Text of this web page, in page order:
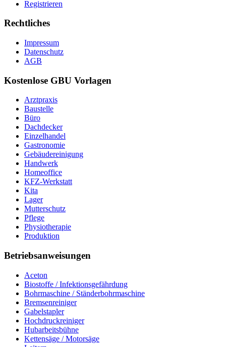
Registrieren
Rechtliches
Impressum
Datenschutz
AGB
Kostenlose GBU Vorlagen
Arztpraxis
Baustelle
Büro
Dachdecker
Einzelhandel
Gastronomie
Gebäudereinigung
Handwerk
Homeoffice
KFZ-Werkstatt
Kita
Lager
Mutterschutz
Pflege
Physiotherapie
Produktion
Betriebsanweisungen
Aceton
Biostoffe / Infektionsgefährdung
Bohrmaschine / Ständerbohrmaschine
Bremsenreiniger
Gabelstapler
Hochdruckreiniger
Hubarbeitsbühne
Kettensäge / Motorsäge